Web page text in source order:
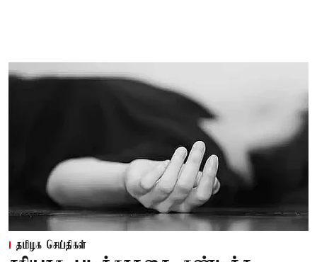
தமிழக செய்திகள்